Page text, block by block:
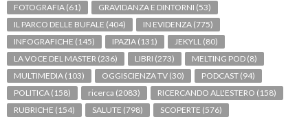
FOTOGRAFIA (61) GRAVIDANZA E DINTORNI (53)
IL PARCO DELLE BUFALE (404) IN EVIDENZA (775)
INFOGRAFICHE (145) IPAZIA (131) JEKYLL (80)
LA VOCE DEL MASTER (236) LIBRI (273) MELTING POD (8)
MULTIMEDIA (103) OGGISCIENZA TV (30) PODCAST (94)
POLITICA (158) ricerca (2083) RICERCANDO ALL'ESTERO (158)
RUBRICHE (154) SALUTE (798) SCOPERTE (576)